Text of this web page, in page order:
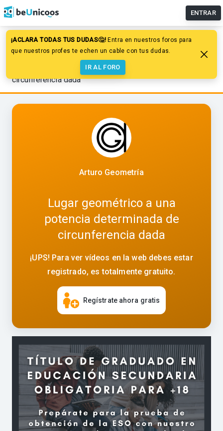
ENTRAR
¡ACLARA TODAS TUS DUDAS🤔! Entra en nuestros foros para
que nuestros profes te echen un cable con tus dudas.
IR AL FORO
Dibujo
Trazados geométricos
Lugares geométricos en el plano
Lugar geométrico a una potencia determinada de
circunferencia dada
Arturo Geometría
Lugar geométrico a una
potencia determinada de
circunferencia dada
¡UPS! Para ver vídeos en la web debes estar
registrado, es totalmente gratuito.
Regístrate ahora gratis